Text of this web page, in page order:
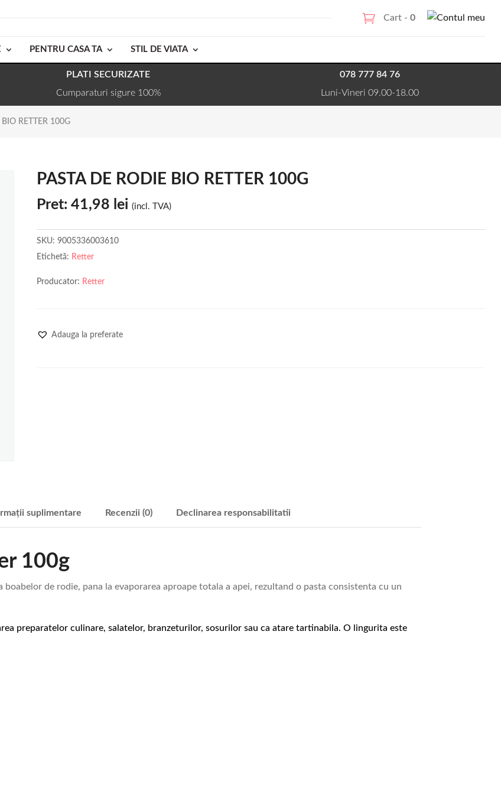
Cart -0
PENTRU CASA TA STIL DE VIATA
PLATI SECURIZATE
Cumparaturi sigure 100%
078 777 84 76
Luni-Vineri 09.00-18.00
RETTER 100G
PASTA DE RODIE BIO RETTER 100G
Pret:41,98 lei (incl. TVA)
SKU:9005336003610
Etichetă: Retter
Producator: Retter
Adauga la preferate
suplimentare Recenzii (0) Declinarea responsabilitatii
100g
de rodie, pana la evaporarea aproape totala a apei, rezultand o pasta consistenta cu un
preparatelor culinare, salatelor, branzeturilor, sosurilor sau ca atare tartinabila. O lingurita este